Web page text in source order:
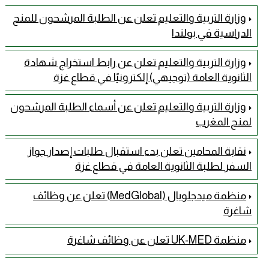
وزارة التربية والتعليم تعلن عن الطلبة المرشحون للمنح
الدراسية في بولندا
وزارة التربية والتعليم تعلن عن رابط استخراج شهادة
الثانوية العامة (توجيهي) إلكترونيًا في قطاع غزة
وزارة التربية والتعليم تعلن عن أسماء الطلبة المرشحون
لمنح المغرب
نقابة المحامين تعلن بدء استقبال طلبات إصدار جواز
السفر لطلبة الثانوية العامة في قطاع غزة
منظمة ميدجلوبال (MedGlobal) تعلن عن وظائف
شاغرة
منظمة UK-MED تعلن عن وظائف شاغرة